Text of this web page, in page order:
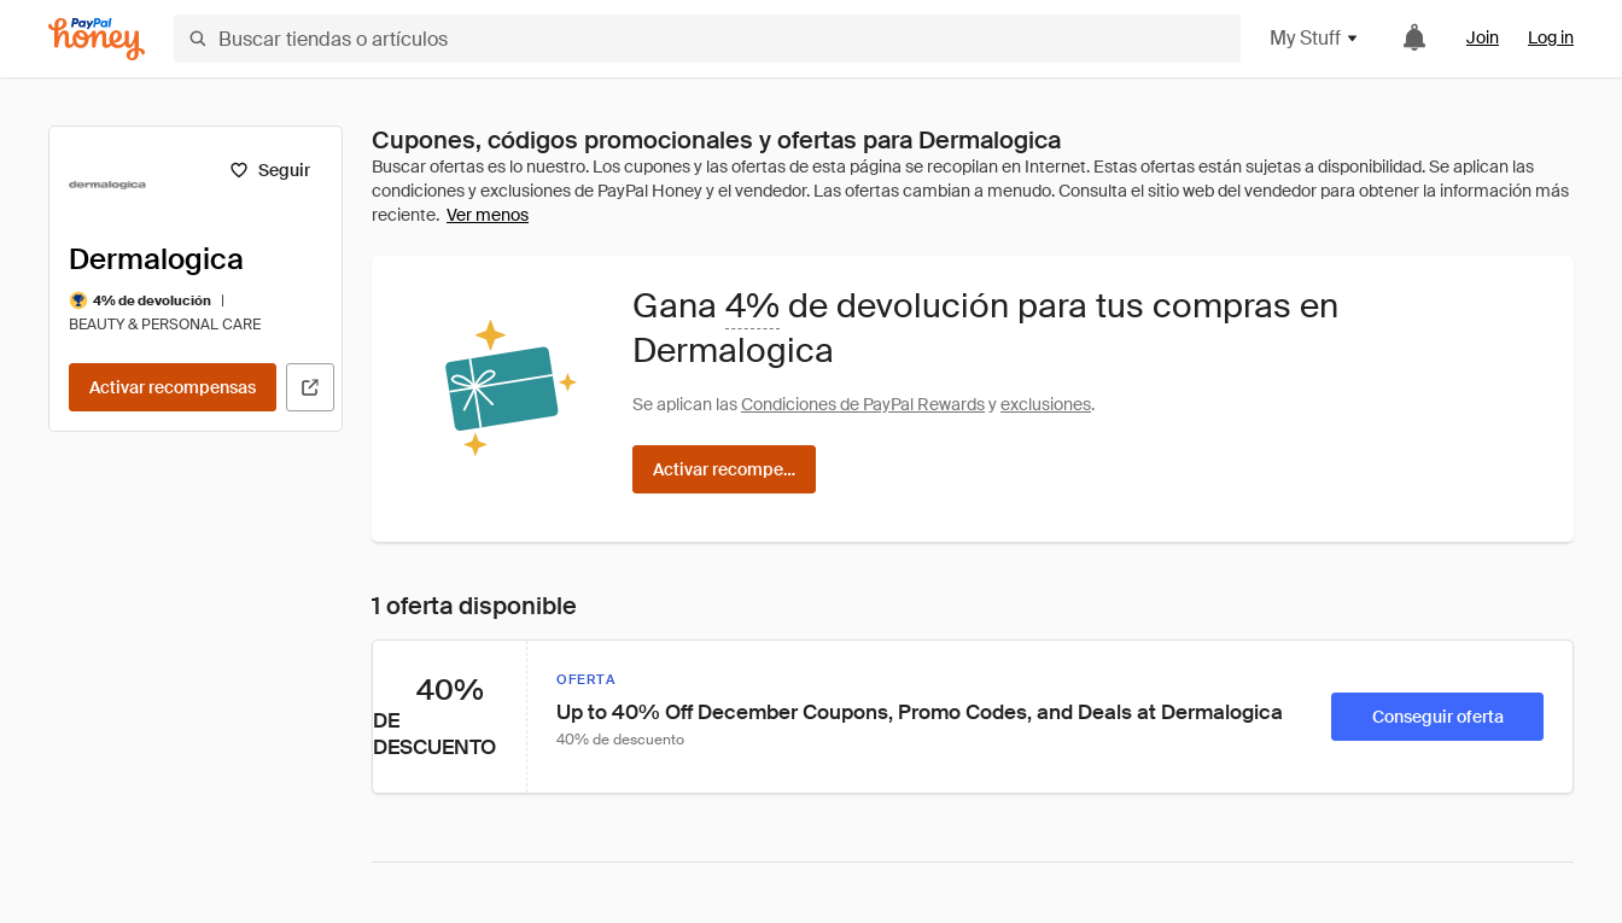
My Stuff Join Log in
Seguir
Dermalogica
4% de devolución
|
BEAUTY & PERSONAL CARE
Activar recompensas
Cupones, códigos promocionales y ofertas para Dermalogica
Ver menos
Gana 4% de devolución para tus compras en
Dermalogica
Se aplican lasCondiciones de PayPal Rewardsyexclusiones.
Activar recompensas
1 oferta disponible
40%
DE
DESCUENTO
OFERTA
Up to 40% Off December Coupons, Promo Codes, and Deals at Dermalogica
40% de descuento
Conseguir oferta